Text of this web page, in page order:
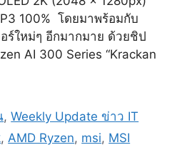
100% โดยมาพร้อมกับ
ร์ใหม่ๆ อีกมากมาย ด้วยชิป
AI 300 Series “Krackan
,Weekly Update ข่าว IT
, AMD Ryzen, msi, MSI